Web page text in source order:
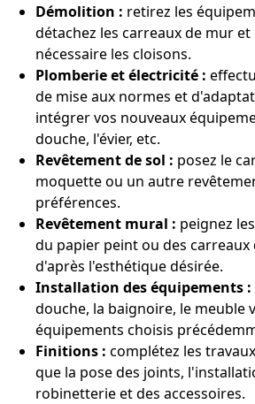
Démolition : retirez les
détachez les carreaux de mur
nécessaire les cloisons.
Plomberie et électricité :
de mise aux normes et
intégrer vos nouveaux
douche, l'évier, etc.
Revêtement de sol : posez le
moquette ou un autre
préférences.
Revêtement mural : peignez
du papier peint ou des carreaux
d'après l'esthétique désirée.
Installation des équipements :
douche, la baignoire, le meuble
équipements choisis
Finitions : complétez les
que la pose des joints,
robinetterie et des accessoires.